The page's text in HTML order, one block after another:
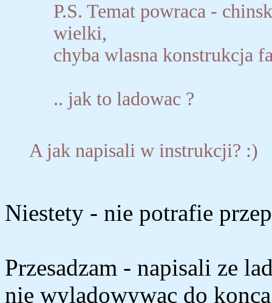
P.S. Temat powraca -
wielki,
chyba wlasna konstrukcja
.. jak to ladowac ?
A jak napisali w instrukcji? :)
Niestety - nie potrafie
Przesadzam - napisali ze
nie wyladowywac do